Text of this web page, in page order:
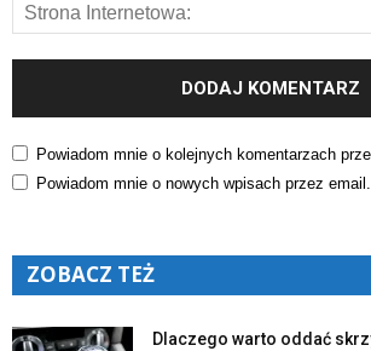
Powiadom mnie o kolejnych komentarzach
Powiadom mnie o nowych wpisach przez email.
ZOBACZ TEŻ
Dlaczego warto oddać